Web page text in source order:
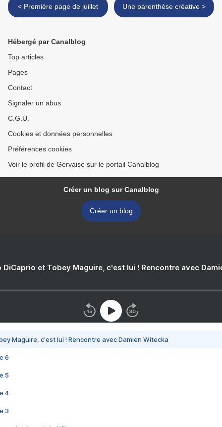
< Première page de juillet Une parenthèse créative >
Hébergé par Canalblog
Top articles
Pages
Contact
Signaler un abus
C.G.U.
Cookies et données personnelles
Préférences cookies
Voir le profil de Gervaise sur le portail Canalblog
Créer un blog sur Canalblog
Créer un blog
DiCaprio et Tobey Maguire, c'est lui ! Rencontre avec
Maguire, c'est lui ! Rencontre avec Damien Witecka
6
5
4
3